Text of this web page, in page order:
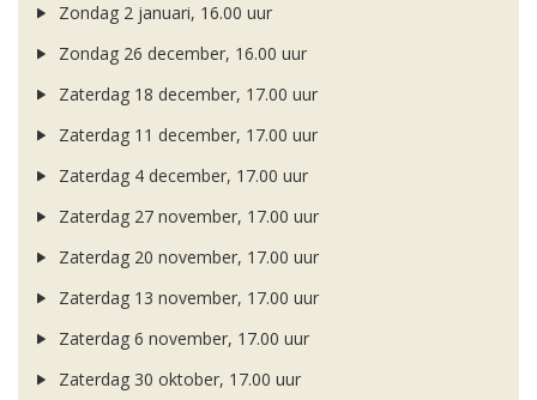
Zondag 2 januari, 16.00 uur
Zondag 26 december, 16.00 uur
Zaterdag 18 december, 17.00 uur
Zaterdag 11 december, 17.00 uur
Zaterdag 4 december, 17.00 uur
Zaterdag 27 november, 17.00 uur
Zaterdag 20 november, 17.00 uur
Zaterdag 13 november, 17.00 uur
Zaterdag 6 november, 17.00 uur
Zaterdag 30 oktober, 17.00 uur